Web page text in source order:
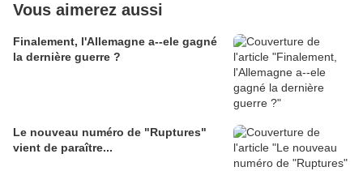
Vous aimerez aussi
Finalement, l'Allemagne a--ele gagné
la dernière guerre ?
Le nouveau numéro de "Ruptures"
vient de paraître...